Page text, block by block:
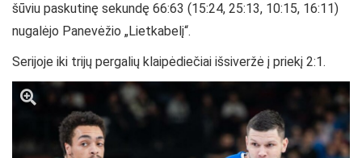
šūviu paskutinę sekundę 66:63 (15:24, 25:13, 10:15, 16:11)
nugalėjo Panevėžio „Lietkabelį“.
Serijoje iki trijų pergalių klaipėdiečiai išsiveržė į priekį 2:1.